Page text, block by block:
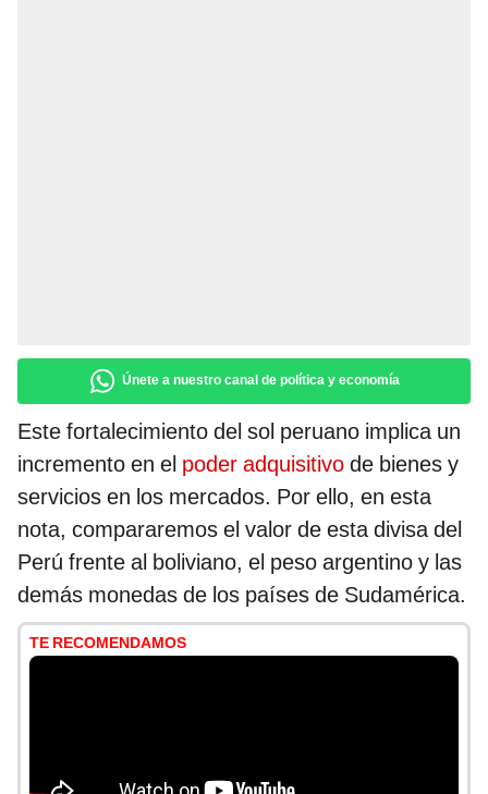
Únete a nuestro canal de política y economía
Este fortalecimiento del sol peruano implica un
incremento en el poder adquisitivo de bienes y
servicios en los mercados. Por ello, en esta
nota, compararemos el valor de esta divisa del
Perú frente al boliviano, el peso argentino y las
demás monedas de los países de Sudamérica.
TE RECOMENDAMOS